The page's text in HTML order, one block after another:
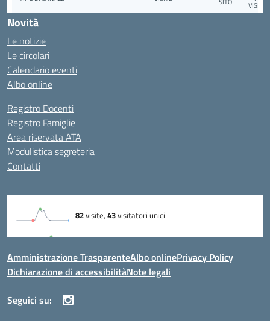
Novità
Le notizie
Le circolari
Calendario eventi
Albo online
Registro Docenti
Registro Famiglie
Area riservata ATA
Modulistica segreteria
Contatti
Amministrazione TrasparenteAlbo onlinePrivacy Policy
Dichiarazione di accessibilitàNote legali
Seguici su: